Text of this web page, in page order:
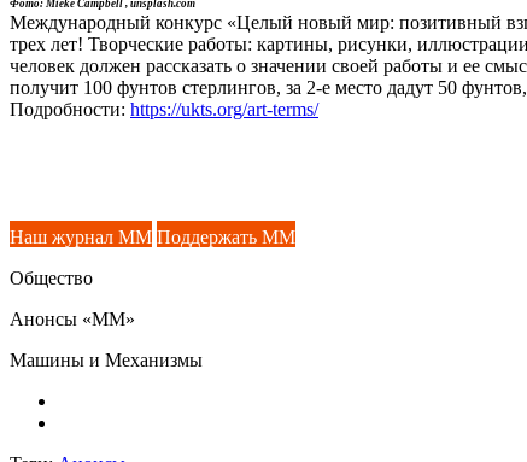
Фото: Mieke Campbell , unsplash.com
Международный конкурс «Целый новый мир: позитивный
трех лет! Творческие работы: картины, рисунки,
человек должен рассказать о значении своей работы и ее
получит 100 фунтов стерлингов, за 2-е место дадут 50
Подробности: https://ukts.org/art-terms/
Наш журнал ММ Поддержать ММ
Общество
Анонсы «ММ»
Машины и Механизмы